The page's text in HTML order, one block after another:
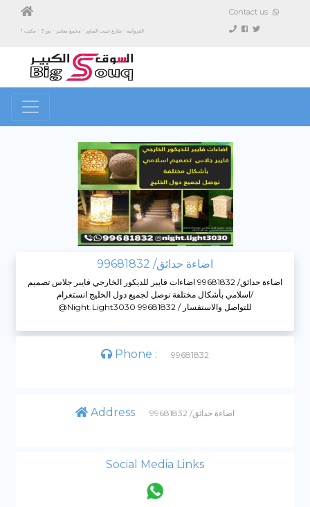
الفروانية - شارع حبيب المناور - مجمع مغاتير - دور 3 - مكتب 1
Contact us
اضاءة حدائق/ 99681832
اضاءة حدائق/ 99681832 اضاءات فايبر للديكور الخارجي فايبر جلاس تصميم
اسلامي بأشكال مختلفة نوصل لجميع دول الخليج انستغرام/
@night.light3030 للتواصل والاستفسار / 99681832
Phone : 99681832
Address اضاءة حدائق/ 99681832
Social Media Links